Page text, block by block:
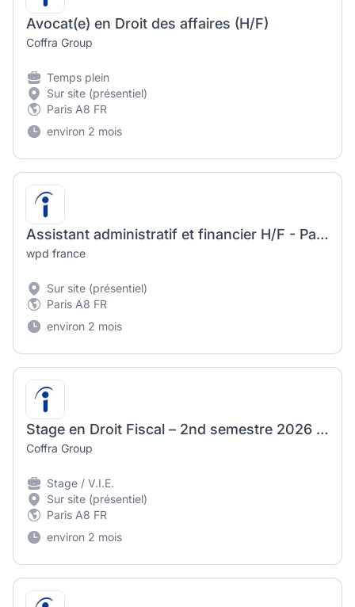
Avocat(e) en Droit des affaires (H/F)
Coffra Group
Temps plein
Sur site (présentiel)
Paris A8 FR
environ 2 mois
Assistant administratif et financier H/F - Paris
wpd france
Sur site (présentiel)
Paris A8 FR
environ 2 mois
Stage en Droit Fiscal – 2nd semestre 2026 (H/F)
Coffra Group
Stage / V.I.E.
Sur site (présentiel)
Paris A8 FR
environ 2 mois